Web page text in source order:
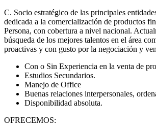
C. Socio estratégico de las principales
dedicada a la comercialización de productos
Persona, con cobertura a nivel nacional.
búsqueda de los mejores talentos en el área
proactivas y con gusto por la negociación y
Con o Sin Experiencia en la venta de
Estudios Secundarios.
Manejo de Office
Buenas relaciones interpersonales,
Disponibilidad absoluta.
OFRECEMOS: